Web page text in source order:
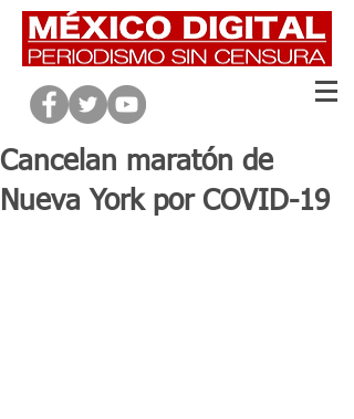
Cancelan maratón de
Nueva York por COVID-19